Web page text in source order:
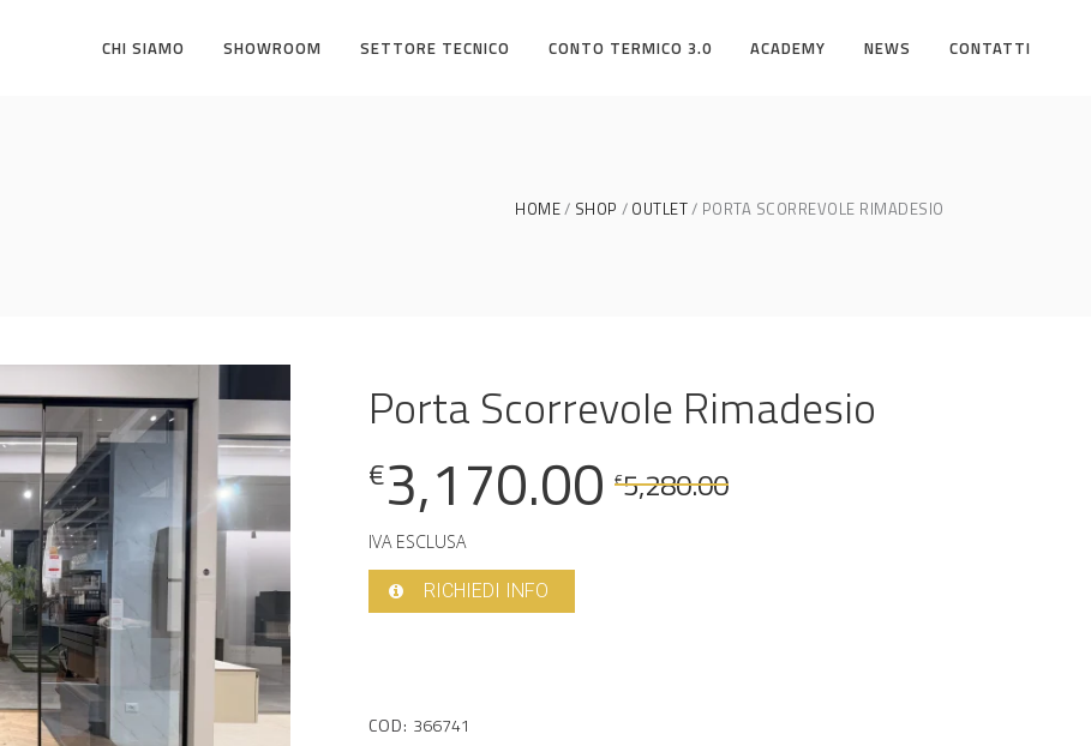
CHI SIAMO SHOWROOM SETTORE TECNICO CONTO TERMICO 3.0 ACADEMY NEWS CONTATTI
HOME SHOP OUTLET PORTA SCORREVOLE RIMADESIO
Porta Scorrevole Rimadesio
€5,280.00Il
€3,170.00 Il
IVA ESCLUSA
RICHIEDI INFO
COD: 366741